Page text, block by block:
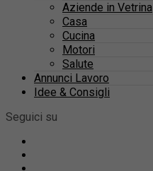
Aziende in Vetrina
Casa
Cucina
Motori
Salute
Annunci Lavoro
Idee & Consigli
Seguici su